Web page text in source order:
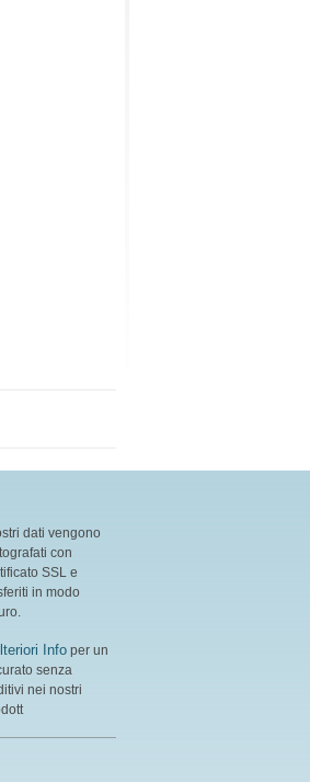
dati vengono
con
SSL e
in modo
Info per un
senza
nei nostri